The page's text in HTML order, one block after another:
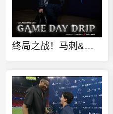
终局之战！马刺&雷霆入场穿搭 文班亚马黑衣人 SGA、切特黑白双煞